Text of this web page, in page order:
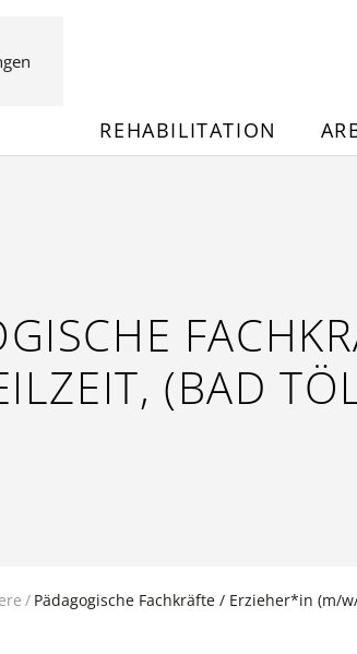
REHABILITATION
(BAD
Pädagogische Fachkräfte / Erzieher*in (m/